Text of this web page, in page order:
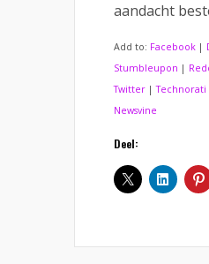
aandacht
Add to: Facebook |
Stumbleupon |
Twitter |Technorati
Newsvine
Deel: